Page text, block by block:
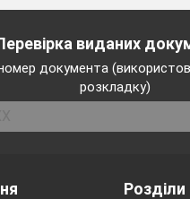
виданих
документа
розкладку)
Розділи